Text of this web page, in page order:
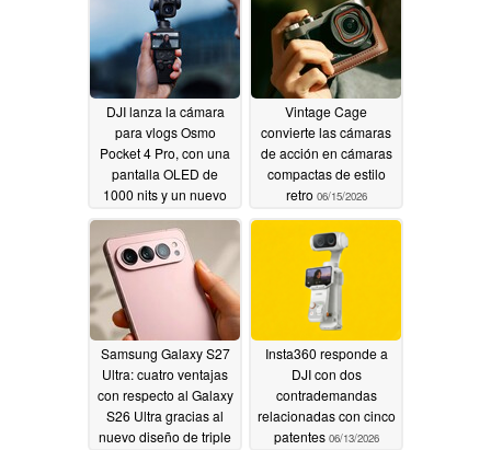
DJI lanza la cámara
para vlogs Osmo
Pocket 4 Pro, con una
pantalla OLED de
1000 nits y un nuevo
3x06/16/2026
Vintage Cage
convierte las cámaras
de acción en cámaras
compactas de estilo
retro 06/15/2026
Samsung Galaxy S27
Ultra: cuatro ventajas
con respecto al Galaxy
S26 Ultra gracias al
nuevo diseño de triple
Insta360 responde a
DJI con dos
contrademandas
relacionadas con cinco
patentes 06/13/2026